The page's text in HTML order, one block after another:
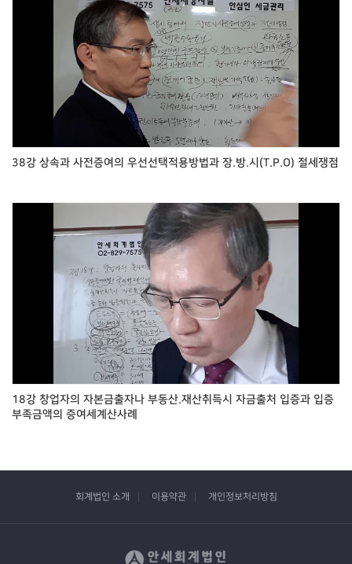
38강 상속과 사전증여의 우선선택적용방법과 장.방.시(T.P.O) 절세쟁점
18강 창업자의 자본금출자나 부동산.재산취득시 자금출처 입증과 입증
부족금액의 증여세계산사례
회계법인 소개 이용약관 개인정보처리방침